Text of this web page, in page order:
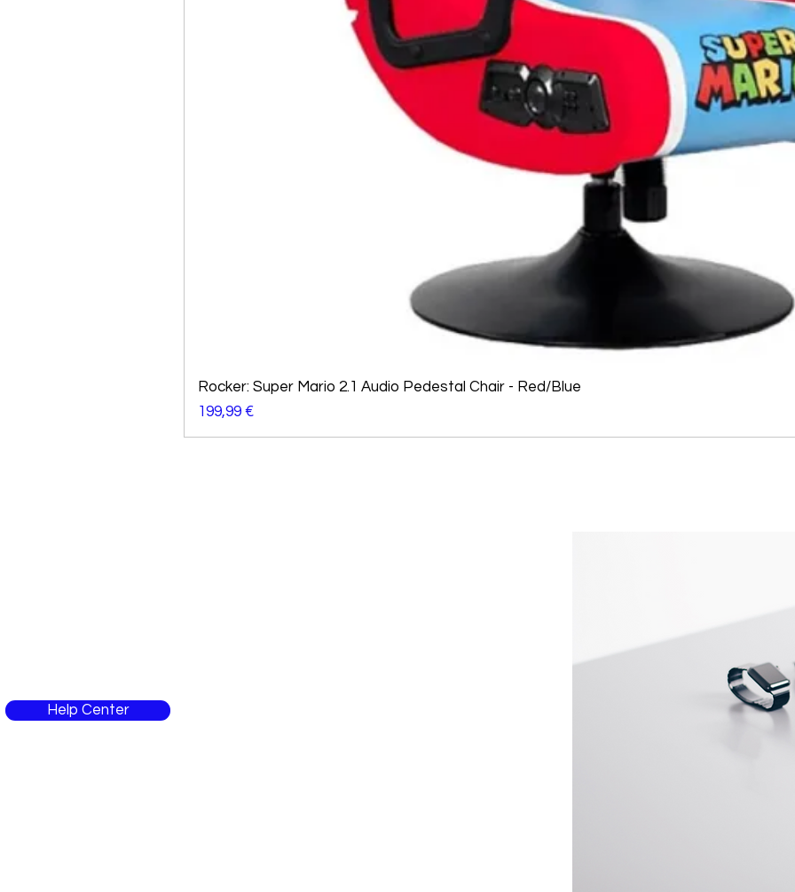
Rocker: Super Mario 2.1 Audio Pedestal Chair - Red/Blue
Preço
199,99 €
Help Center